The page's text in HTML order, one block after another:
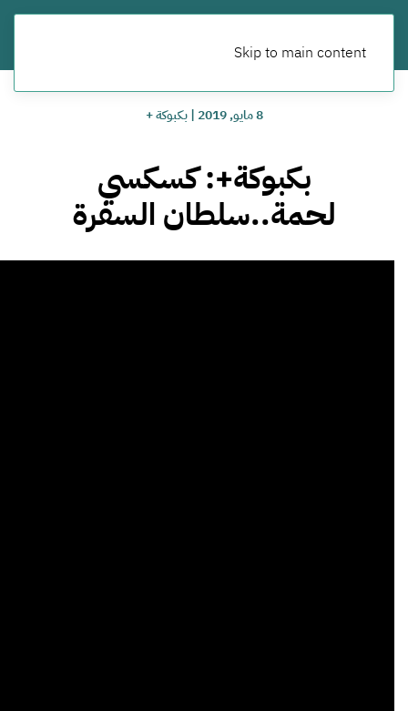
Skip to main content
8 مايو, 2019 |بكبوكة +
بكبوكة+: كسكسي
لحمة..سلطان السفرة